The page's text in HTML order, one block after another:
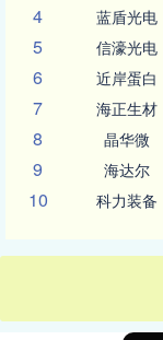
4 蓝盾光电
5 信濠光电
6 近岸蛋白
7 海正生材
8 晶华微
9 海达尔
10 科力装备